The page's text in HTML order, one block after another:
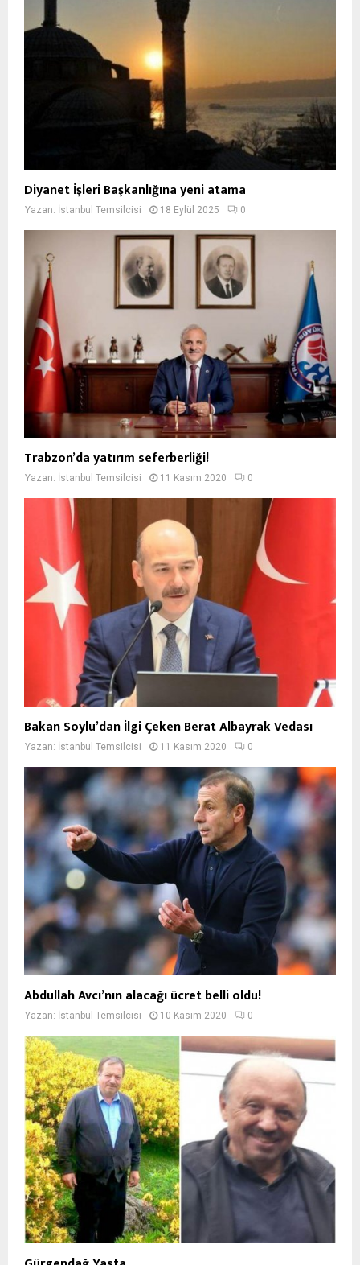
Diyanet İşleri Başkanlığına yeni atama
Yazan: İstanbul Temsilcisi 18 Eylül 2025 0
Trabzon’da yatırım seferberliği!
Yazan: İstanbul Temsilcisi 11 Kasım 2020 0
Bakan Soylu’dan İlgi Çeken Berat Albayrak Vedası
Yazan: İstanbul Temsilcisi 11 Kasım 2020 0
Abdullah Avcı’nın alacağı ücret belli oldu!
Yazan: İstanbul Temsilcisi 10 Kasım 2020 0